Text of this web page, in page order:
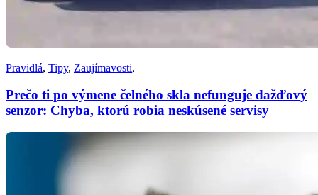
Pravidlá, Tipy, Zaujímavosti,
Prečo ti po výmene čelného skla nefunguje dažďový
senzor: Chyba, ktorú robia neskúsené servisy